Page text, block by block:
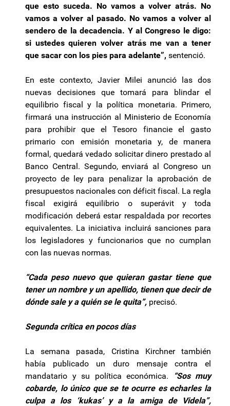
que esto suceda. No vamos a volver atrás. No
vamos a volver al pasado. No vamos a volver al
sendero de la decadencia. Y al Congreso le digo:
si ustedes quieren volver atrás me van a tener
que sacar con los pies para adelante”, sentenció.
En este contexto, Javier Milei anunció las dos
nuevas decisiones que tomará para blindar el
equilibrio fiscal y la política monetaria. Primero,
firmará una instrucción al Ministerio de Economía
para prohibir que el Tesoro financie el gasto
primario con emisión monetaria y, de manera
formal, quedará vedado solicitar dinero prestado al
Banco Central. Segundo, enviará al Congreso un
proyecto de ley para penalizar la aprobación de
presupuestos nacionales con déficit fiscal. La regla
fiscal exigirá equilibrio o superávit y toda
modificación deberá estar respaldada por recortes
equivalentes. La iniciativa incluirá sanciones para
los legisladores y funcionarios que no cumplan
con las nuevas normas.
“Cada peso nuevo que quieran gastar tiene que
tener un nombre y un apellido, tienen que decir de
dónde sale y a quién se le quita”, precisó.
Segunda crítica en pocos días
La semana pasada, Cristina Kirchner también
había publicado un duro mensaje contra el
mandatario y su política económica.
“Sos muy
cobarde, lo único que se te ocurre es echarles la
culpa a los ‘kukas’ y a la amiga de Videla”,